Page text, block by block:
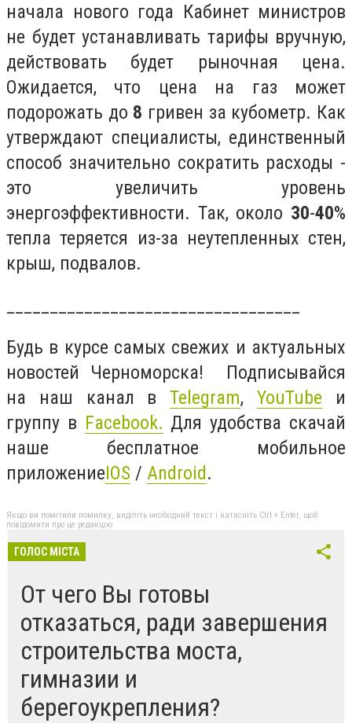
начала нового года Кабинет министров
не будет устанавливать тарифы вручную,
действовать будет рыночная цена.
Ожидается, что цена на газ может
подорожать до 8 гривен за кубометр. Как
утверждают специалисты, единственный
способ значительно сократить расходы -
это увеличить уровень
энергоэффективности. Так, около 30-40%
тепла теряется из-за неутепленных стен,
крыш, подвалов.
Будь в курсе самых свежих и актуальных
новостей Черноморска! Подписывайся
на наш канал вTelegram,YouTube и
группу в Facebook. Для удобства скачай
наше бесплатное мобильное
приложениеIOS / Android.
Якщо ви помітили помилку, виділіть необхідний текст і натисніть Ctrl + Enter, щоб
повідомити про це редакцію
ГОЛОС МІСТА
От чего Вы готовы
отказаться, ради завершения
строительства моста,
гимназии и
берегоукрепления?